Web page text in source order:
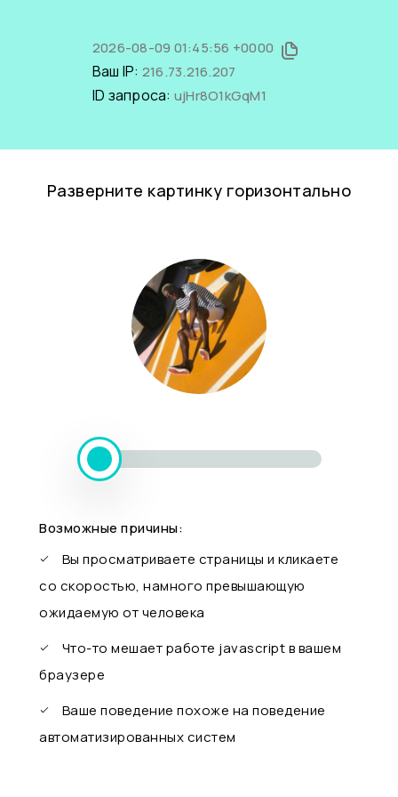
2026-08-09 01:45:56 +0000
Ваш IP: 216.73.216.207
ID запроса: ujHr8O1kGqM1
Разверните картинку горизонтально
Возможные причины:
Вы просматриваете страницы и кликаете
со скоростью, намного превышающую
ожидаемую от человека
Что-то мешает работе javascript в вашем
браузере
Ваше поведение похоже на поведение
автоматизированных систем